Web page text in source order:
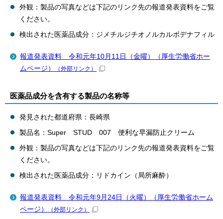
外観：製品の写真などは下記のリンク先の報道発表資料をご覧
ください。
検出された医薬品成分：ジメチルジチオノルカルボデナフィル
報道発表資料 令和元年10月11日（金曜）（厚生労働省ホー
ムページ）
（外部リンク）
医薬品成分を含有する製品の名称等
発見された都道府県：長崎県
製品名：Super STUD 007 便利な早漏防止クリーム
外観：製品の写真などは下記のリンク先の報道発表資料をご覧
ください。
検出された医薬品成分：リドカイン（局所麻酔）
報道発表資料 令和元年9月24日（火曜）（厚生労働省ホーム
ページ）
（外部リンク）